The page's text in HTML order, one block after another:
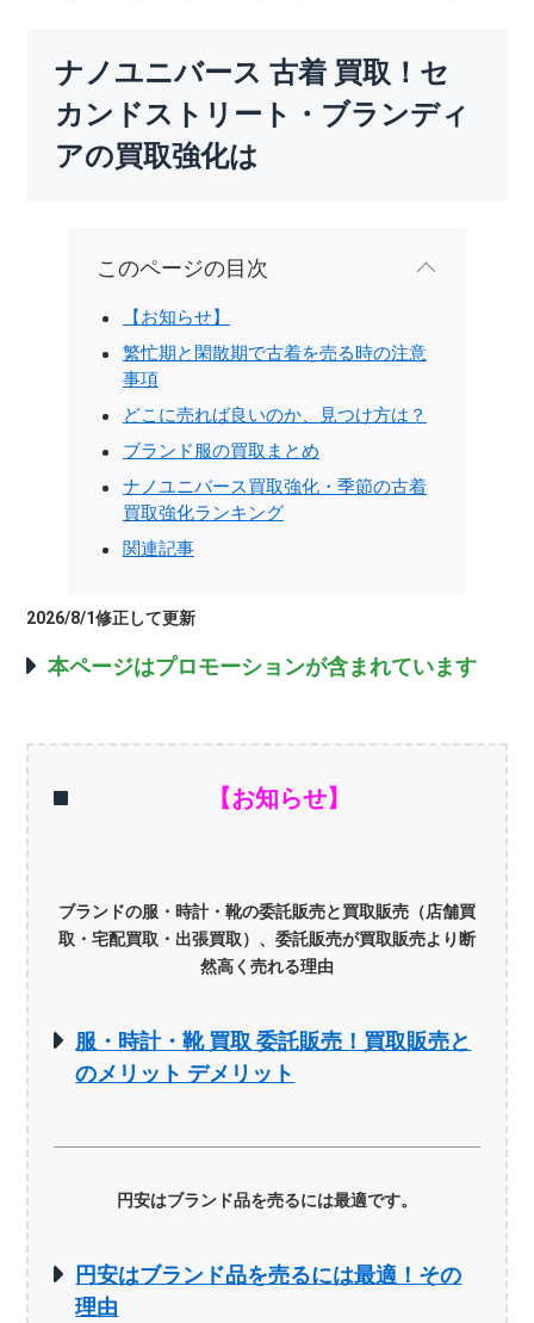
ナノユニバース 古着 買取！セ
カンドストリート・ブランディ
アの買取強化は
このページの目次
【お知らせ】
繁忙期と閑散期で古着を売る時の注意
事項
どこに売れば良いのか、見つけ方は？
ブランド服の買取まとめ
ナノユニバース買取強化・季節の古着
買取強化ランキング
関連記事
2026/8/1修正して更新
本ページはプロモーションが含まれています
【お知らせ】
ブランドの服・時計・靴の委託販売と買取販売（店舗買
取・宅配買取・出張買取）、委託販売が買取販売より断
然高く売れる理由
服・時計・靴 買取 委託販売！買取販売と
のメリット デメリット
円安はブランド品を売るには最適です。
円安はブランド品を売るには最適！その
理由